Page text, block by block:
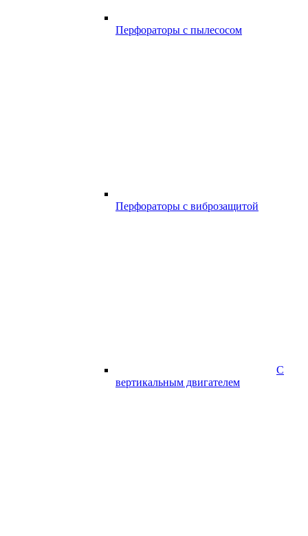
Перфораторы с пылесосом
Перфораторы с виброзащитой
С
вертикальным двигателем